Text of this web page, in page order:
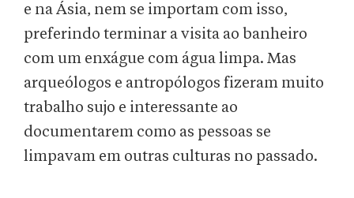
e na Ásia, nem se importam com isso,
preferindo terminar a visita ao banheiro
com um enxágue com água limpa. Mas
arqueólogos e antropólogos fizeram muito
trabalho sujo e interessante ao
documentarem como as pessoas se
limpavam em outras culturas no passado.